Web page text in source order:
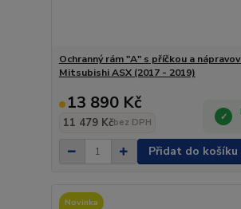
Ochranný rám "A" s příčkou a
Mitsubishi ASX (2017 - 2019)
13 890 Kč
11 479 Kčbez DPH
Přidat do košíku
Novinka